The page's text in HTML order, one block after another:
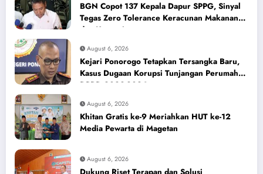
BGN Copot 137 Kepala Dapur SPPG, Sinyal
Tegas Zero Tolerance Keracunan Makanan
dan Korupsi
August 6, 2026
Kejari Ponorogo Tetapkan Tersangka Baru,
Kasus Dugaan Korupsi Tunjangan Perumahan
DPRD 2023-2026
August 6, 2026
Khitan Gratis ke-9 Meriahkan HUT ke-12
Media Pewarta di Magetan
August 6, 2026